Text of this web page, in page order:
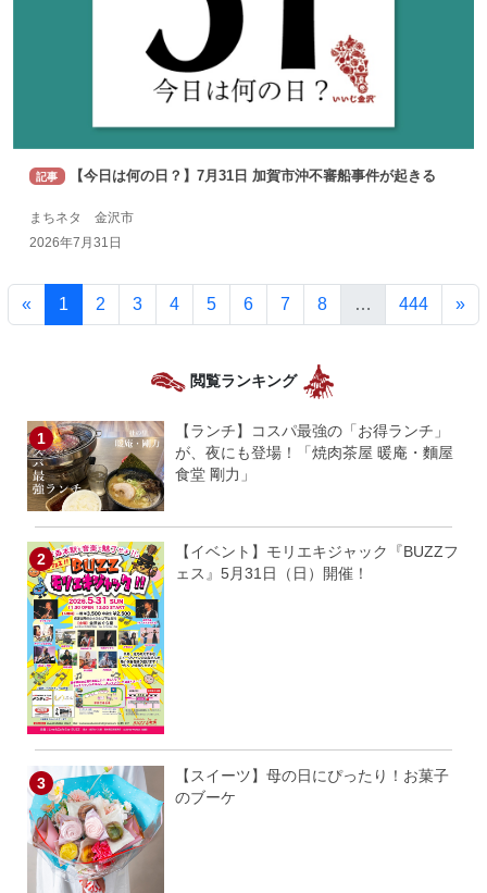
記事 【今日は何の日？】7月31日 加賀市沖不審船事件が起きる
まちネタ 金沢市
2026年7月31日
« 1 2 3 4 5 6 7 8 … 444 »
閲覧ランキング
【ランチ】コスパ最強の「お得ランチ」
が、夜にも登場！「焼肉茶屋 暖庵・麵屋
食堂 剛力」
【イベント】モリエキジャック『BUZZフ
ェス』5月31日（日）開催！
【スイーツ】母の日にぴったり！お菓子
のブーケ